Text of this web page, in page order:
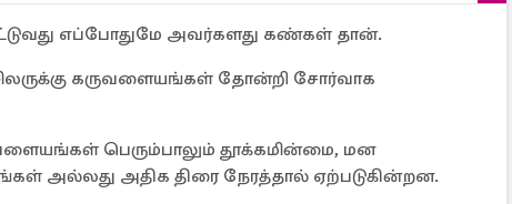
எப்போதுமே அவர்களது கண்கள் தான்.
கருவளையங்கள் தோன்றி சோர்வாக
பெரும்பாலும் தூக்கமின்மை, மன
அல்லது அதிக திரை நேரத்தால் ஏற்படுகின்றன.